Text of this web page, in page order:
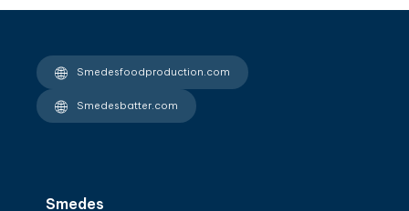
Smedesfoodproduction.com
Smedesbatter.com
Smedes